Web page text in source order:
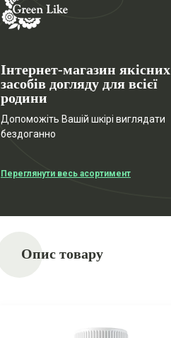
Інтернет-магазин якісних
засобів догляду для всієї
родини
Допоможіть Вашій шкірі виглядати
бездоганно
Переглянути весь асортимент
Опис товару